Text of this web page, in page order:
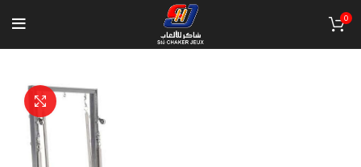
0
Click to enlarge